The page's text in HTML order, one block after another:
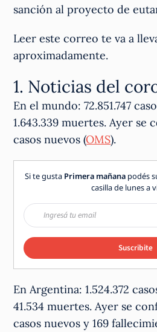
sanción al proyecto de
Leer este correo te va a
aproximadamente.
1. Noticias del
En el mundo: 72.851.747
1.643.339 muertes. Ayer se
casos nuevos (OMS).
Si te gusta Primera mañanapodés
casilla de lunes a
Suscribite
En Argentina: 1.524.372
41.534 muertes. Ayer se
casos nuevos y 169